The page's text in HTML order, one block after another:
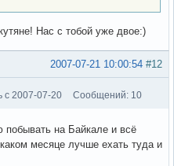
Нас с тобой уже двое:)
#12
2007-07-21 10:00:54
с 2007-07-20 Сообщений: 10
на Байкале и всё
месяце лучше ехать туда и